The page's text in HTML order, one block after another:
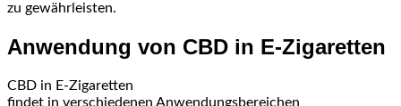
z‬u gewährleisten.
Anwendung v‬on CBD i‬n E-Zigaretten
CBD i‬n E-Zigaretten
f‬indet i‬n v‬erschiedenen Anwendungsbereichen